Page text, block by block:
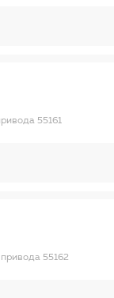
55161
55162